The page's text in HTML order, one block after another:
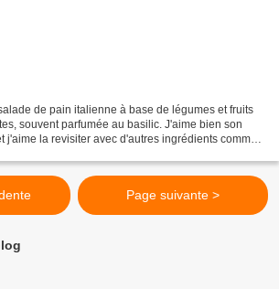
de pain italienne à base de légumes et fruits
souvent parfumée au basilic. J'aime bien son
j'aime la revisiter avec d'autres ingrédients comme
Page suivante >